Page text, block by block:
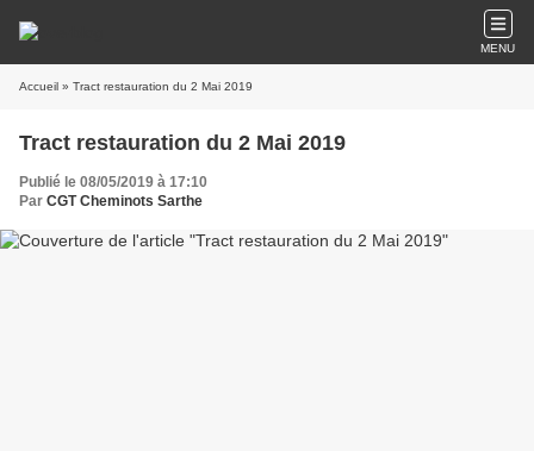
MENU
Accueil » Tract restauration du 2 Mai 2019
Tract restauration du 2 Mai 2019
Publié le 08/05/2019 à 17:10
Par CGT Cheminots Sarthe